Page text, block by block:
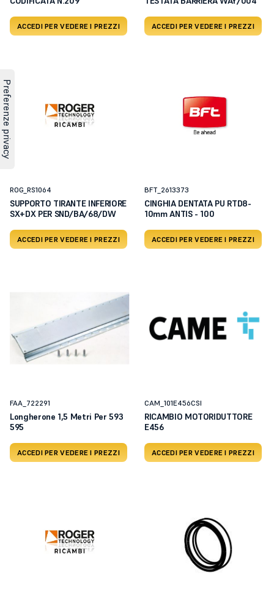
ACCEDI PER VEDERE I PREZZI ACCEDI PER VEDERE I PREZZI
ROG_RS1064
SUPPORTO TIRANTE INFERIORE
SX+DX PER SND/BA/68/DW
ACCEDI PER VEDERE I PREZZI
BFT_2613373
CINGHIA DENTATA PU RTD8-
10mm ANTIS - 100
ACCEDI PER VEDERE I PREZZI
FAA_722291
Longherone 1,5 Metri Per 593
595
ACCEDI PER VEDERE I PREZZI
CAM_101E456CSI
RICAMBIO MOTORIDUTTORE
E456
ACCEDI PER VEDERE I PREZZI